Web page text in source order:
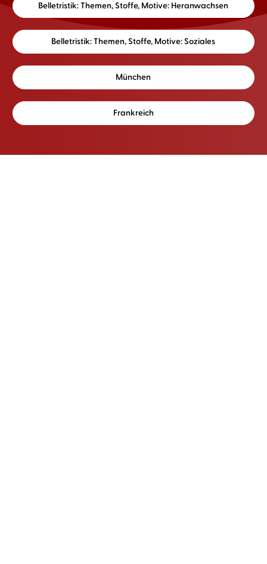
Belletristik: Themen, Stoffe, Motive: Heranwachsen
Belletristik: Themen, Stoffe, Motive: Soziales
München
Frankreich